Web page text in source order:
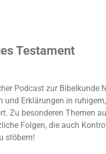
Testament
Podcast zur Bibelkunde
Erklärungen in
Zu besonderen Themen
Folgen, die auch
stöbern!